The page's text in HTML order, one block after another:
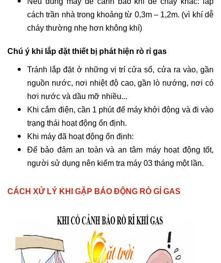
cách trần nhà trong khoảng từ 0,3m – 1,2m. (vì khí dễ
cháy thường nhẹ hơn không khí)
Chú ý khi lắp đặt thiết bị phát hiện rò rỉ gas
Tránh lắp đặt ở những vị trí cửa sổ, cửa ra vào, gần
nguồn nước, nơi nhiệt độ cao, gần lò nướng, nơi có
hơi nước và dầu mỡ nhiều...
Khi cắm điện, cần 1 phút để máy khởi động và đi vào
trạng thái hoạt động ổn định.
Khi máy đã hoạt động ổn định:
Để bảo đảm an toàn và an tâm máy hoạt động tốt,
người sử dụng nên kiểm tra máy 03 tháng một lần.
CÁCH XỬ LÝ KHI GẶP BÁO ĐỘNG RÒ GỈ GAS